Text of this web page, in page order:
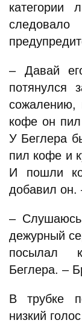
категории
– Давай
потянулся
сожалению,
кофе он пил
У Беглера
пил кофе и
И пошли
добавил он.
–
дежурный
посылал
Беглера. –
В трубке
низкий